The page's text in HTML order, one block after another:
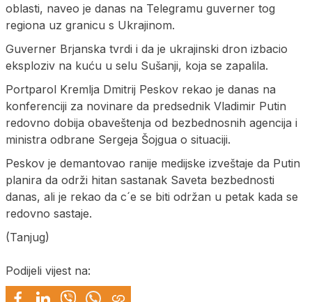
oblasti, naveo je danas na Telegramu guverner tog
regiona uz granicu s Ukrajinom.
Guverner Brjanska tvrdi i da je ukrajinski dron izbacio
eksploziv na kuću u selu Sušanji, koja se zapalila.
Portparol Kremlja Dmitrij Peskov rekao je danas na
konferenciji za novinare da predsednik Vladimir Putin
redovno dobija obaveštenja od bezbednosnih agencija i
ministra odbrane Sergeja Šojgua o situaciji.
Peskov je demantovao ranije medijske izveštaje da Putin
planira da održi hitan sastanak Saveta bezbednosti
danas, ali je rekao da c´e se biti održan u petak kada se
redovno sastaje.
(Tanjug)
Podijeli vijest na: